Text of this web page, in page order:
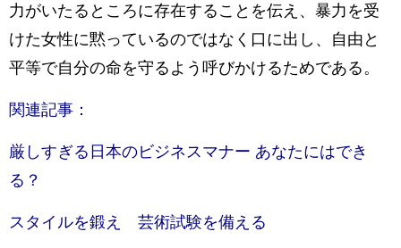
力がいたるところに存在することを伝え、暴力を受
けた女性に黙っているのではなく口に出し、自由と
平等で自分の命を守るよう呼びかけるためである。
関連記事：
厳しすぎる日本のビジネスマナー あなたにはでき
る？
スタイルを鍛え 芸術試験を備える